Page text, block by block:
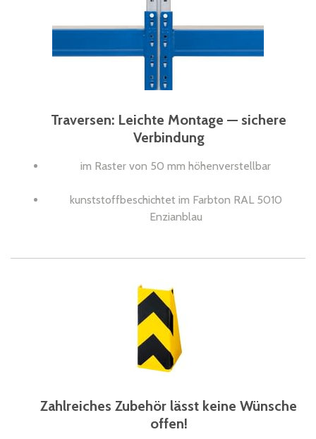
Traversen: Leichte Montage — sichere
Verbindung
im Raster von 50 mm höhenverstellbar
kunststoffbeschichtet im Farbton RAL 5010
Enzianblau
Zahlreiches Zubehör lässt keine Wünsche
offen!